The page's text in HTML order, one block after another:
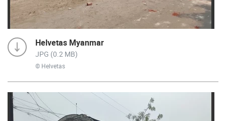
Helvetas Myanmar
JPG (0.2 MB)
© Helvetas